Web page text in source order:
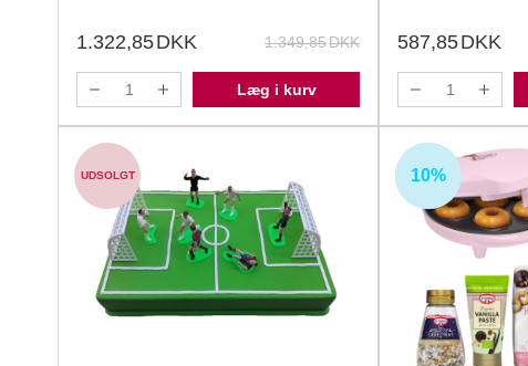
1.349,85DKK
1.322,85DKK
Læg i kurv
587,85DKK
UDSOLGT UDSOLGT
10%